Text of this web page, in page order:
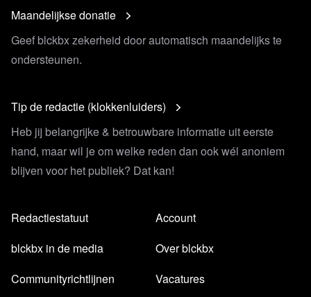
Maandelijkse donatie
Geef blckbx zekerheid door automatisch maandelijks te
ondersteunen.
Tip de redactie (klokkenluiders)
Heb jij belangrijke & betrouwbare informatie uit eerste
hand, maar wil je om welke reden dan ook wél anoniem
blijven voor het publiek? Dat kan!
Redactiestatuut
blckbx in de media
Communityrichtlijnen
Account
Over blckbx
Vacatures